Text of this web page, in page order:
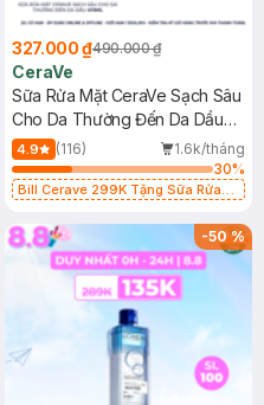
327.000 ₫490.000 ₫
CeraVe
Sữa Rửa Mặt CeraVe Sạch Sâu
Cho Da Thường Đến Da Dầu
473ml
4.9 (116)
1.6k/tháng
30%
Bill Cerave 299K Tặng Sữa Rửa
-50%